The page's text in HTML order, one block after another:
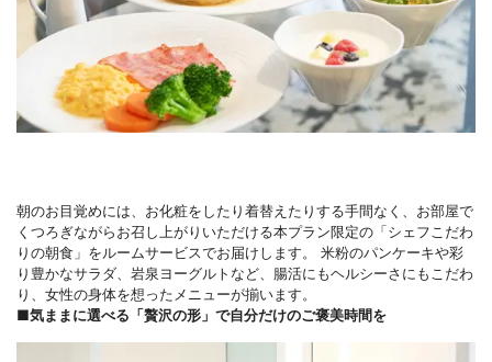
朝のお目覚めには、お化粧をしたり着替えたりする手間なく、お部屋で
くつろぎながらお召し上がりいただける本プラン限定の「シェフこだわ
りの朝食」をルームサービスでお届けします。 米粉のパンケーキや彩
り豊かなサラダ、岩泉ヨーグルトなど、腸活にもヘルシーさにもこだわ
り、女性の身体を想ったメニューが揃います。
■気ままに選べる「贅沢の形」で自分だけのご褒美時間を